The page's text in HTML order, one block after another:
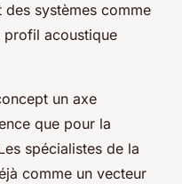
systèmes comme
profil acoustique
un axe
que pour la
spécialistes de la
comme un vecteur